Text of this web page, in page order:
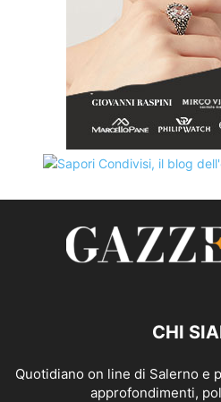
CHI
Quotidiano on line di Salerno e
approfondimenti,